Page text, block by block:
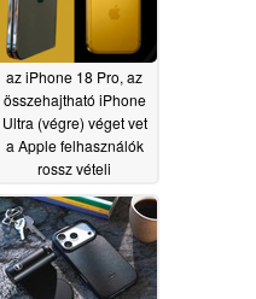
az iPhone 18 Pro, az
összehajtható iPhone
Ultra (végre) véget vet
a Apple felhasználók
rossz vételi
a friss szivárgás
05/22/2026